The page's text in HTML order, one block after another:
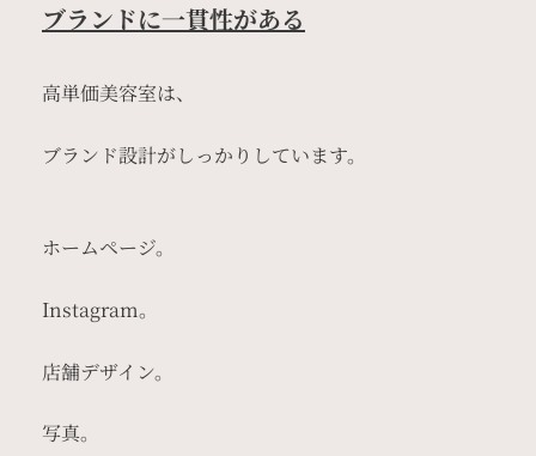
ブランドに一貫性がある
高単価美容室は、
ブランド設計がしっかりしています。
ホームページ。
Instagram。
店舗デザイン。
写真。